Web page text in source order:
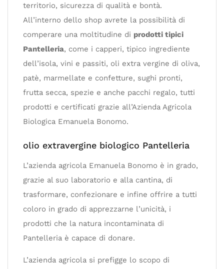
territorio, sicurezza di qualità e bontà.
All’interno dello shop avrete la possibilità di
comperare una moltitudine di prodotti tipici
Pantelleria, come i capperi, tipico ingrediente
dell’isola, vini e passiti, oli extra vergine di oliva,
patè, marmellate e confetture, sughi pronti,
frutta secca, spezie e anche pacchi regalo, tutti
prodotti e certificati grazie all’Azienda Agricola
Biologica Emanuela Bonomo.
olio extravergine biologico Pantelleria
L’azienda agricola Emanuela Bonomo è in grado,
grazie al suo laboratorio e alla cantina, di
trasformare, confezionare e infine offrire a tutti
coloro in grado di apprezzarne l’unicità, i
prodotti che la natura incontaminata di
Pantelleria è capace di donare.
L’azienda agricola si prefigge lo scopo di